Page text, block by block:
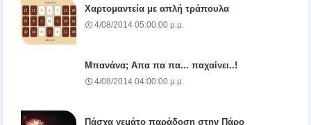
Χαρτομαντεία με απλή τράπουλα
4/08/2014 05:00:00 μ.μ.
Μπανάνα; Απα πα πα... παχαίνει..!
4/08/2014 04:00:00 μ.μ.
Πάσχα γεμάτο παράδοση στην Πάρο